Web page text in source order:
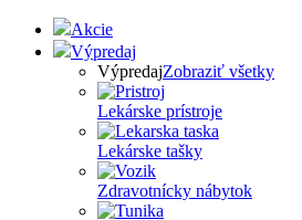
Akcie
Výpredaj
VýpredajZobraziť všetky
Lekárske prístroje
Lekárske tašky
Zdravotnícky nábytok